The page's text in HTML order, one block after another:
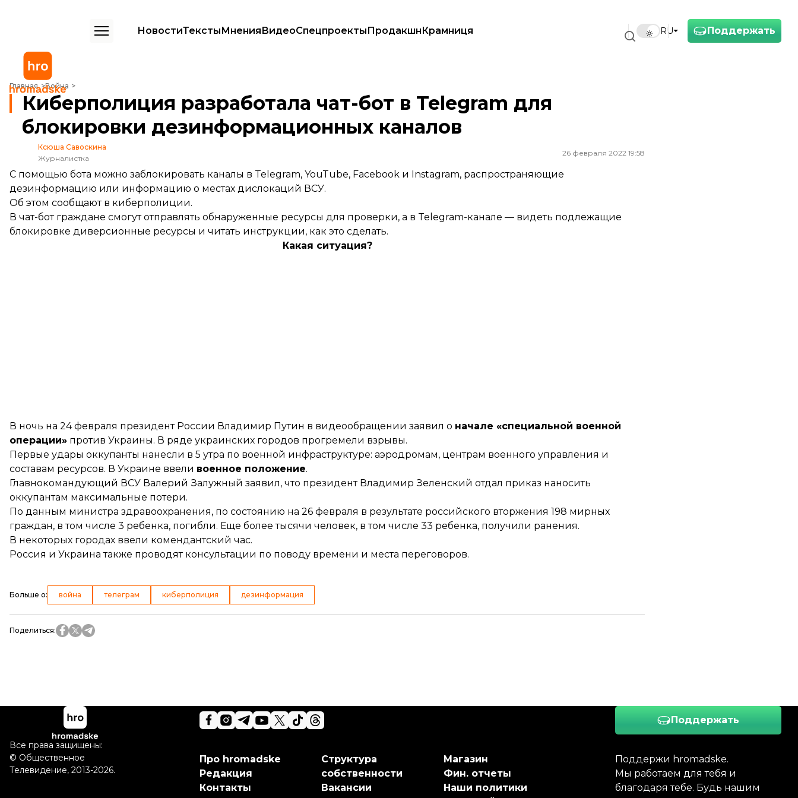
Поддержать
RU
НовостиТекстыМненияВидеоСпецпроектыПродакшнКрамниця
Главная Война
Киберполиция разработала чат-бот в Telegram для блокировки дезинформационных каналов
Киберполиция разработала чат-бот в Telegram для
блокировки дезинформационных каналов
Ксюша Савоскина
Журналистка
26 февраля 2022 19:58
С помощью бота можно заблокировать каналы в Telegram, YouTube, Facebook и Instagram, распространяющие
дезинформацию или информацию о местах дислокаций ВСУ.
Об этом сообщаютв киберполиции.
В чат-бот граждане смогут отправлять обнаруженные ресурсы для проверки, а в Telegram-канале — видеть подлежащие
блокировке диверсионные ресурсы и читать инструкции, как это сделать.
Какая ситуация?
В ночь на 24 февраля президент России Владимир Путин в видеообращении заявил о начале «специальной военной
операции» против Украины. В ряде украинских городов прогремели взрывы.
Первые удары оккупанты нанесли в 5 утра по военной инфраструктуре: аэродромам, центрам военного управления и
составам ресурсов. В Украине ввели военное положение.
Главнокомандующий ВСУ Валерий Залужный заявил, что президент Владимир Зеленский отдал приказ наносить
оккупантам максимальные потери.
По данным министра здравоохранения, по состоянию на 26 февраля в результате российского вторжения 198 мирных
граждан, в том числе 3 ребенка, погибли. Еще более тысячи человек, в том числе 33 ребенка, получили ранения.
В некоторых городах ввели комендантский час.
Россия и Украина также проводят консультации по поводу времени и места переговоров.
Больше о: война телеграм киберполиция дезинформация
Поделиться:
Поддержать
Поддержи hromadske.
Мы работаем для тебя и
благодаря тебе. Будь нашим
Про hromadske
Редакция
Контакты
Структура
собственности
Вакансии
Магазин
Фин. отчеты
Наши политики
Все права защищены:
© Общественное
Телевидение, 2013-2026.